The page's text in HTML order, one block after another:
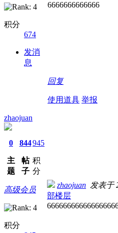
积分
674
发消
息
6666666666666
回复
使用道具 举报
zhaojuan
0
主
题
844
帖
子
945
积
分
高级会员
积分
zhaojuan 发表于
部楼层